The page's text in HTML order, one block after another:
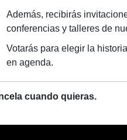
Además, recibirás
conferencias y talleres de
Votarás para elegir la
en agenda.
cuando quieras.